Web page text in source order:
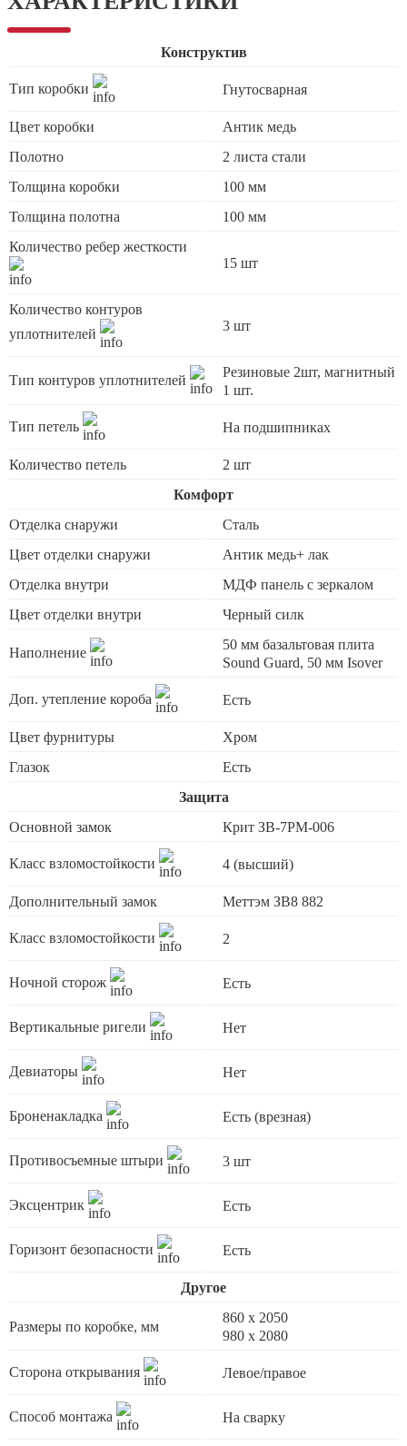
Конструктив
Тип коробки Гнутосварная
Цвет коробки
Антик медь
Полотно
2 листа стали
Толщина коробки
100 мм
Толщина полотна
100 мм
Количество ребер жесткости
15 шт
Количество контуров
уплотнителей
3 шт
Тип контуров уплотнителей
Резиновые 2шт, магнитный
1 шт.
Тип петель На подшипниках
Количество петель
2 шт
Комфорт
Отделка снаружи
Сталь
Цвет отделки снаружи
Антик медь+ лак
Отделка внутри
МДФ панель с зеркалом
Цвет отделки внутри
Черный силк
Наполнение
50 мм базальтовая плита
Sound Guard, 50 мм Isover
Доп. утепление короба Есть
Цвет фурнитуры
Хром
Глазок
Есть
Защита
Основной замок
Крит ЗВ-7РМ-006
Класс взломостойкости 4 (высший)
Дополнительный замок Меттэм ЗВ8 882
Класс взломостойкости 2
Ночной сторож Есть
Вертикальные ригели Нет
Девиаторы Нет
Броненакладка Есть (врезная)
Противосъемные штыри 3 шт
Эксцентрик Есть
Горизонт безопасности Есть
Другое
Размеры по коробке, мм
860 х 2050
980 x 2080
Сторона открывания Левое/правое
Способ монтажа На сварку